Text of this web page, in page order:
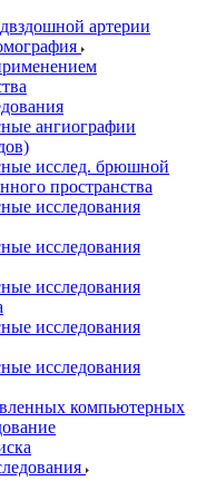
артерии
ангиографии
исслед. брюшной
пространства
исследования
исследования
исследования
исследования
исследования
компьютерных